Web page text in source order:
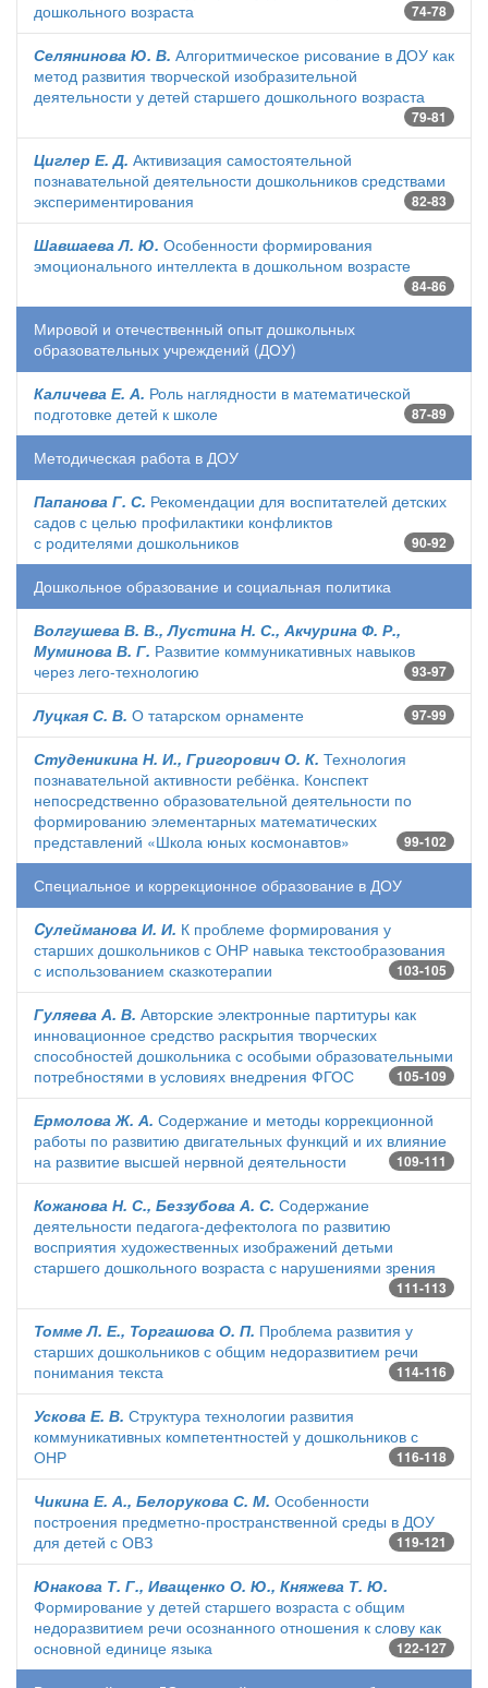
дошкольного возраста
74-78
Селянинова Ю. В. Алгоритмическое рисование в ДОУ как
метод развития творческой изобразительной
деятельности у детей старшего дошкольного возраста
79-81
Циглер Е. Д. Активизация самостоятельной
познавательной деятельности дошкольников средствами
экспериментирования
82-83
Шавшаева Л. Ю. Особенности формирования
эмоционального интеллекта в дошкольном возрасте
84-86
Мировой и отечественный опыт дошкольных
образовательных учреждений (ДОУ)
Каличева Е. А. Роль наглядности в математической
подготовке детей к школе
87-89
Методическая работа в ДОУ
Папанова Г. С. Рекомендации для воспитателей детских
садов с целью профилактики конфликтов
с родителями дошкольников
90-92
Дошкольное образование и социальная политика
Волгушева В. В., Лустина Н. С., Акчурина Ф. Р.,
Муминова В. Г. Развитие коммуникативных навыков
через лего-технологию
93-97
Луцкая С. В. О татарском орнаменте 97-99
Студеникина Н. И., Григорович О. К. Технология
познавательной активности ребёнка. Конспект
непосредственно образовательной деятельности по
формированию элементарных математических
представлений «Школа юных космонавтов»
99-102
Специальное и коррекционное образование в ДОУ
Cулейманова И. И. К проблеме формирования у
старших дошкольников с ОНР навыка текстообразования
с использованием сказкотерапии
103-105
Гуляева А. В. Авторские электронные партитуры как
инновационное средство раскрытия творческих
способностей дошкольника с особыми образовательными
потребностями в условиях внедрения ФГОС
105-109
Ермолова Ж. А. Содержание и методы коррекционной
работы по развитию двигательных функций и их влияние
на развитие высшей нервной деятельности
109-111
Кожанова Н. С., Беззубова А. С. Содержание
деятельности педагога-дефектолога по развитию
восприятия художественных изображений детьми
старшего дошкольного возраста с нарушениями зрения
111-113
Томме Л. Е., Торгашова О. П. Проблема развития у
старших дошкольников с общим недоразвитием речи
понимания текста
114-116
Ускова Е. В. Структура технологии развития
коммуникативных компетентностей у дошкольников с
ОНР
116-118
Чикина Е. А., Белорукова С. М. Особенности
построения предметно-пространственной среды в ДОУ
для детей с ОВЗ
119-121
Юнакова Т. Г., Иващенко О. Ю., Княжева Т. Ю.
Формирование у детей старшего возраста с общим
недоразвитием речи осознанного отношения к слову как
основной единице языка
122-127